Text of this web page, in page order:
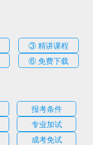
③ 精讲课程
⑥ 免费下载
报考条件
专业加试
成考免试